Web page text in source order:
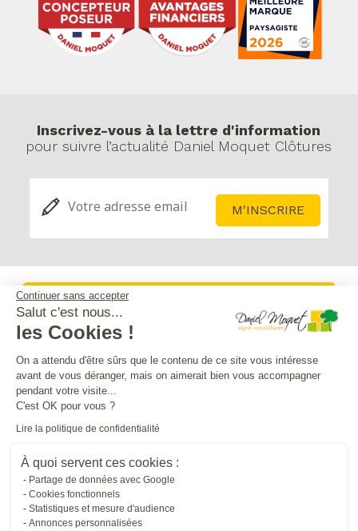
Continuer sans accepter
Salut c'est nous...
les Cookies !
On a attendu d'être sûrs que le contenu de ce site vous intéresse
avant de vous déranger, mais on aimerait bien vous accompagner
pendant votre visite...
C'est OK pour vous ?
Lire la politique de confidentialité
À quoi servent ces cookies :
Partage de données avec Google
Cookies fonctionnels
Statistiques et mesure d'audience
Annonces personnalisées
Inscrivez-vous à la lettre d'information
pour suivre l’actualité Daniel Moquet Clôtures
Mentions légales
Crédits Agence de communication
Droit à l'oubli